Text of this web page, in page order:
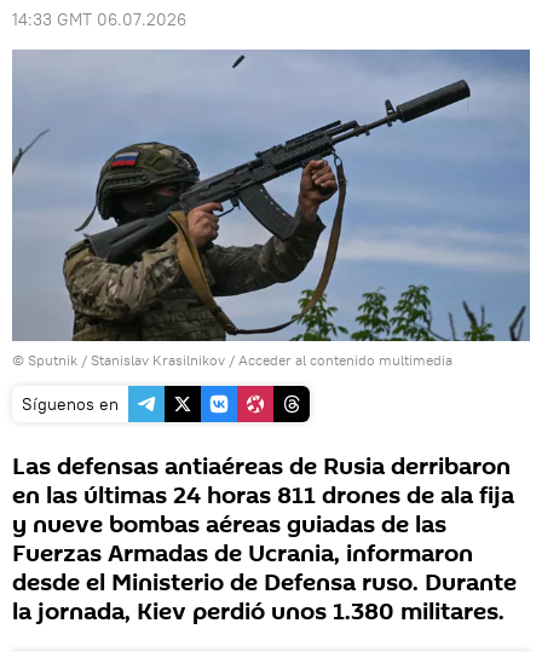
14:33 GMT 06.07.2026
© Sputnik / Stanislav Krasilnikov / Acceder al contenido multimedia
Síguenos en
Las defensas antiaéreas de Rusia derribaron
en las últimas 24 horas 811 drones de ala fija
y nueve bombas aéreas guiadas de las
Fuerzas Armadas de Ucrania, informaron
desde el Ministerio de Defensa ruso. Durante
la jornada, Kiev perdió unos 1.380 militares.